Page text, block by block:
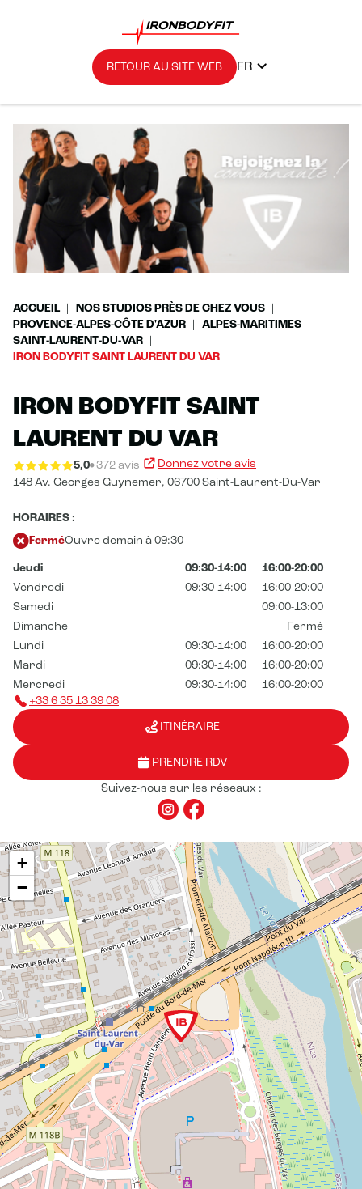
RETOUR AU SITE WEB FR
ACCUEIL
NOS STUDIOS PRÈS DE CHEZ VOUS
PROVENCE-ALPES-CÔTE D'AZUR
ALPES-MARITIMES
SAINT-LAURENT-DU-VAR
IRON BODYFIT SAINT LAURENT DU VAR
IRON BODYFIT SAINT
LAURENT DU VAR
5,0 372 avis
Donnez votre avis
148 Av. Georges Guynemer, 06700 Saint-Laurent-Du-Var
HORAIRES :
FerméOuvre demain à 09:30
Jeudi 09:30-14:00
16:00-20:00
Vendredi
09:30-14:00
16:00-20:00
Samedi
09:00-13:00
Dimanche
Fermé
Lundi
09:30-14:00
16:00-20:00
Mardi
09:30-14:00
16:00-20:00
Mercredi
09:30-14:00
16:00-20:00
+33 6 35 13 39 08
ITINÉRAIRE
PRENDRE RDV
Suivez-nous sur les réseaux :
+
−